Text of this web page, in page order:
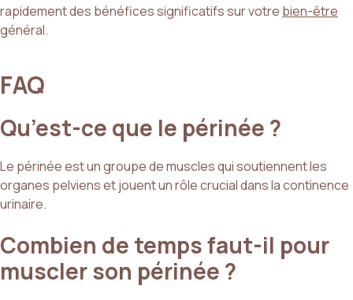
rapidement des bénéfices significatifs sur votre bien-être
général.
FAQ
Qu’est-ce que le périnée ?
Le périnée est un groupe de muscles qui soutiennent les
organes pelviens et jouent un rôle crucial dans la continence
urinaire.
Combien de temps faut-il pour
muscler son périnée ?